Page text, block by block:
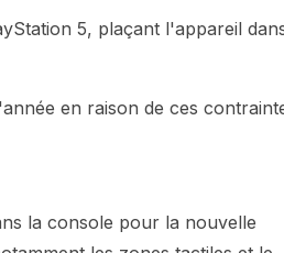
5, plaçant l'appareil
en raison de ces
la console pour la nouvelle